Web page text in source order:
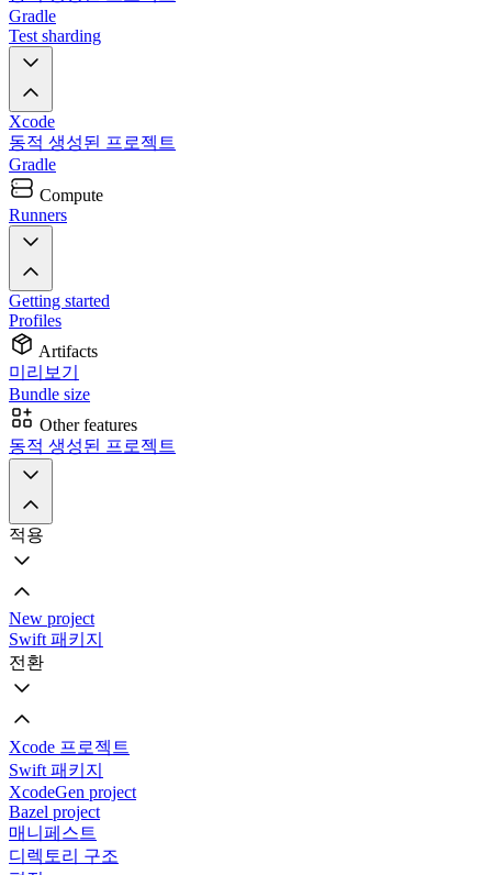
Gradle
Test sharding
Xcode
동적 생성된 프로젝트
Gradle
Compute
Runners
Getting started
Profiles
Artifacts
미리보기
Bundle size
Other features
동적 생성된 프로젝트
적용
New project
Swift 패키지
전환
Xcode 프로젝트
Swift 패키지
XcodeGen project
Bazel project
매니페스트
디렉토리 구조